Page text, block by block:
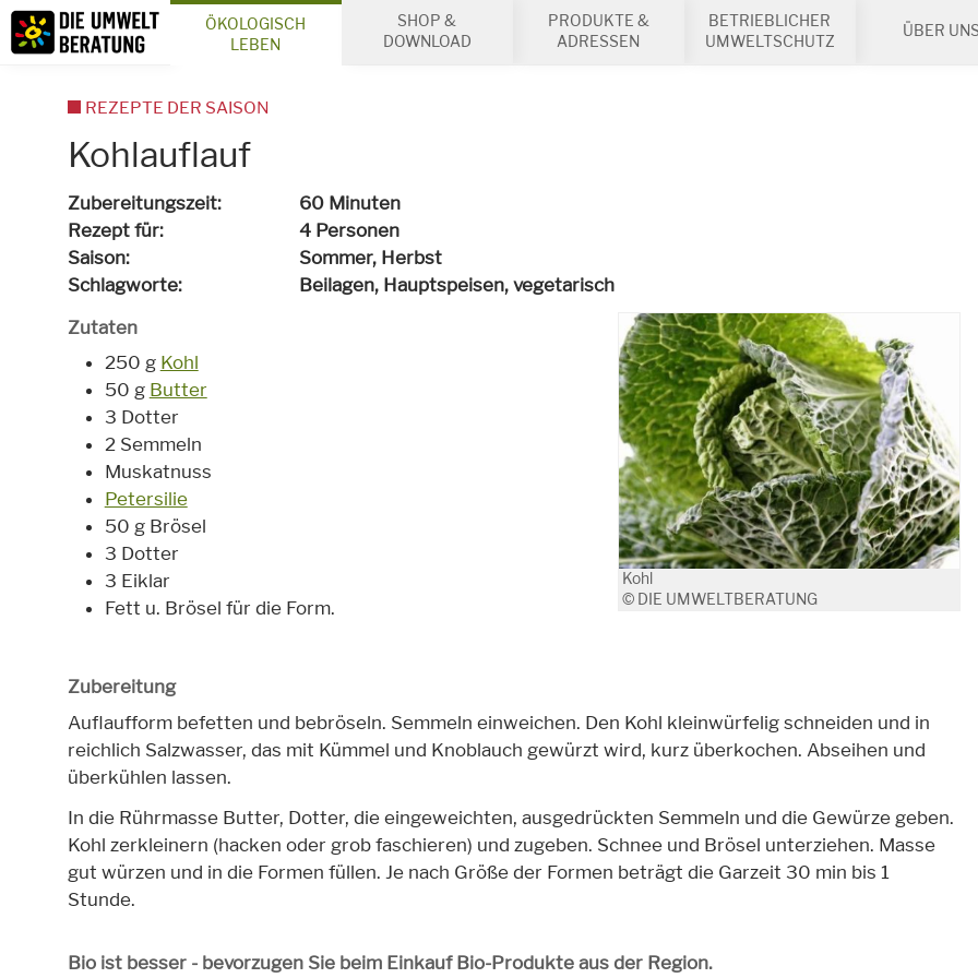
Inhalt
Suche
ÖKOLOGISCH
LEBEN
SHOP &
DOWNLOAD
PRODUKTE &
ADRESSEN
BETRIEBLICHER
UMWELTSCHUTZ
ÜBER
Kohlauflauf
Zubereitungszeit
60 Minuten
Rezept für
4 Personen
Saison
Sommer, Herbst
Schlagworte
Beilagen, Hauptspeisen,vegetarisch
Kohl
© DIE UMWELTBERATUNG
Zutaten
250 g Kohl
50 g Butter
3 Dotter
2 Semmeln
Muskatnuss
Petersilie
50 g Brösel
3 Dotter
3 Eiklar
Fett u. Brösel für die Form.
Zubereitung
Auflaufform befetten und bebröseln. Semmeln einweichen. Den Kohl kleinwürfelig schneiden und in
reichlich Salzwasser, das mit Kümmel und Knoblauch gewürzt wird, kurz überkochen. Abseihen und
überkühlen lassen.
In die Rührmasse Butter, Dotter, die eingeweichten, ausgedrückten Semmeln und die Gewürze geben.
Kohl zerkleinern (hacken oder grob faschieren) und zugeben. Schnee und Brösel unterziehen. Masse
gut würzen und in die Formen füllen. Je nach Größe der Formen beträgt die Garzeit 30 min bis 1
Stunde.
Bio ist besser - bevorzugen Sie beim Einkauf Bio-Produkte aus der Region.
REZEPTE DER SAISON